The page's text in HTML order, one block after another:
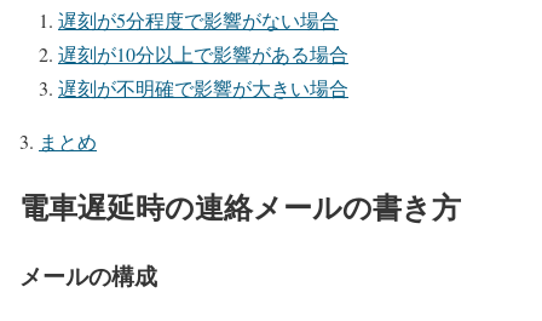
遅刻が5分程度で影響がない場合
遅刻が10分以上で影響がある場合
遅刻が不明確で影響が大きい場合
まとめ
電車遅延時の連絡メールの書き方
メールの構成